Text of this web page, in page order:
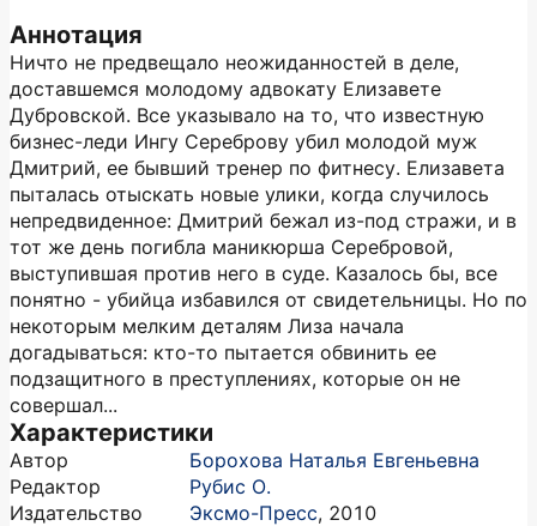
Аннотация
Ничто не предвещало неожиданностей в деле,
доставшемся молодому адвокату Елизавете
Дубровской. Все указывало на то, что известную
бизнес-леди Ингу Сереброву убил молодой муж
Дмитрий, ее бывший тренер по фитнесу. Елизавета
пыталась отыскать новые улики, когда случилось
непредвиденное: Дмитрий бежал из-под стражи, и в
тот же день погибла маникюрша Серебровой,
выступившая против него в суде. Казалось бы, все
понятно - убийца избавился от свидетельницы. Но по
некоторым мелким деталям Лиза начала
догадываться: кто-то пытается обвинить ее
подзащитного в преступлениях, которые он не
совершал...
Характеристики
Автор
Борохова Наталья Евгеньевна
Редактор
Рубис О.
Издательство
Эксмо-Пресс, 2010